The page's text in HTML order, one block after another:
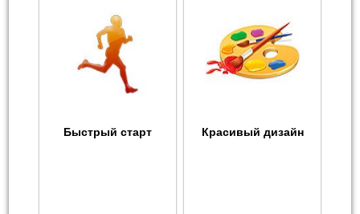
Быстрый старт Красивый дизайн